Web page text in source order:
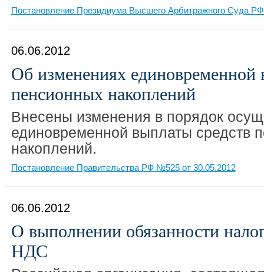
Постановление Президиума Высшего Арбитражного Суда
06.06.2012
Об изменениях единовременной
пенсионных накоплений
Внесены изменения в порядок
единовременной выплаты средств
накоплений.
Постановление Правительства РФ №525 от 30.05.2012
06.06.2012
О выполнении обязанности
НДС